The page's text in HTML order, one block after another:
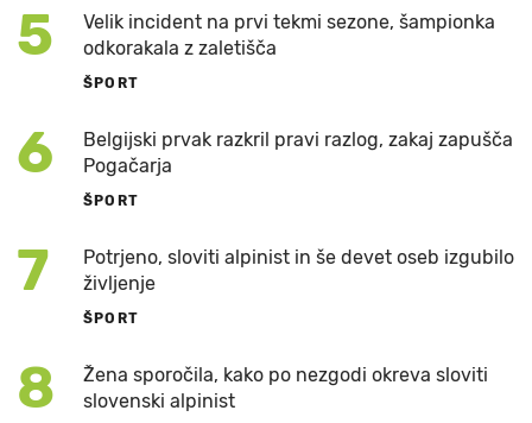
5
Velik incident na prvi tekmi sezone, šampionka
odkorakala z zaletišča
ŠPORT
6
Belgijski prvak razkril pravi razlog, zakaj zapušča
Pogačarja
ŠPORT
7
Potrjeno, sloviti alpinist in še devet oseb izgubilo
življenje
ŠPORT
8
Žena sporočila, kako po nezgodi okreva sloviti
slovenski alpinist